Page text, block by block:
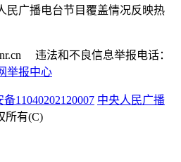
播电台节目覆盖情况反映热
违法和不良信息举报电话：
举报中心
11040202120007 中央人民广播
所有(C)